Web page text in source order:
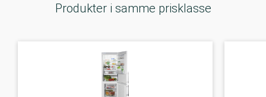
Produkter i samme prisklasse